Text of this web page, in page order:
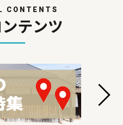
CONTENTS
テンツ